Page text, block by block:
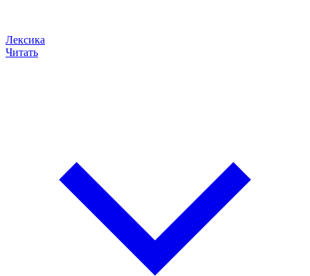
Лексика
Читать